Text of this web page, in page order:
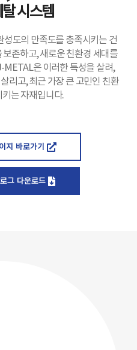
시스템
성도의 만족도를 충족시키는 건
존하고, 새로운 친환경 세대를
METAL은 이러한 특성을 살려,
리고, 최근 가장 큰 고민인 친환
는 자재입니다.
바로가기
그 다운로드